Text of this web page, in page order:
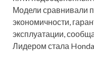
Модели сравнивали
экономичности,
эксплуатации,
Лидером стала